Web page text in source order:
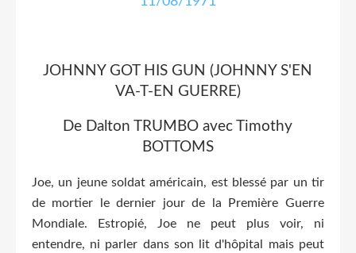
JOHNNY GOT HIS GUN (JOHNNY S'EN
VA-T-EN GUERRE)
De Dalton TRUMBO avec Timothy
BOTTOMS
Joe, un jeune soldat américain, est blessé par un tir
de mortier le dernier jour de la Première Guerre
Mondiale. Estropié, Joe ne peut plus voir, ni
entendre, ni parler dans son lit d'hôpital mais peut